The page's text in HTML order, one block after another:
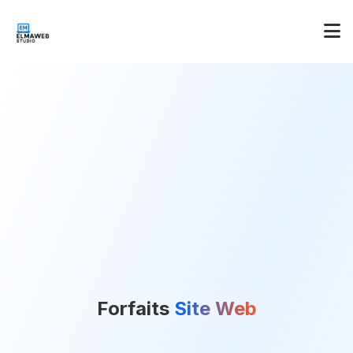
Forfaits Site Web